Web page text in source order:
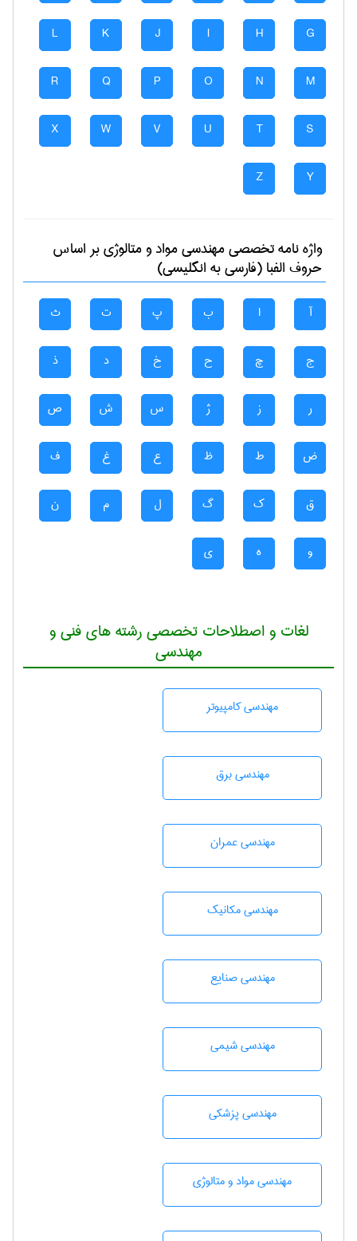
G
H
I
J
K
L
M
N
O
P
Q
R
S
T
U
V
W
X
Y
Z
واژه نامه تخصصیمهندسی مواد و متالوژیبر اساس
حروف الفبا (فارسی به انگلیسی)
آ ا ب پ ت ث
ج چ ح خ د ذ
ر ز ژ س ش ص
ض ط ظ ع غ ف
ق ک گ ل م ن
و ه ی
لغات و اصطلاحات تخصصی رشته های فنی و
مهندسی
مهندسی كامپيوتر
مهندسی برق
مهندسی عمران
مهندسی مکانیک
مهندسی صنايع
مهندسي شيمی
مهندسی پزشکی
مهندسی مواد و متالوژی